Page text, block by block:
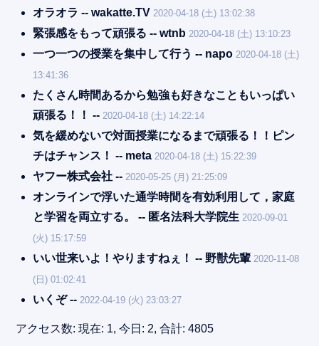
オラオラ -- wakatte.TV 2020-04-18 (土) 13:02:38
緊張感をもって頑張る -- wtnb 2020-04-18 (土) 13:10:23
一つ一つの授業を集中して行う -- napo 2020-04-18 (土)
13:41:36
たくさん時間あるから勉強も好きなこともいっぱい
頑張る！！ -- 2020-04-18 (土) 14:22:14
気を緩めないで対面授業になるまで頑張る！！ピン
チはチャンス！ -- meta 2020-04-18 (土) 15:22:39
ヤフー株式会社 -- 2020-05-25 (月) 21:25:09
オンラインで浮いた通学時間を有効利用して，家庭
と学習を両立する。 -- 匿名法科大学院生 2020-09-01
(火) 15:17:59
いい世来いよ！やりますねぇ！ -- 野獣先輩 2020-11-08
(日) 01:02:41
いくぞ -- 2022-04-19 (火) 23:03:27
アクセス数: 現在: 1, 今日: 2, 合計: 4805